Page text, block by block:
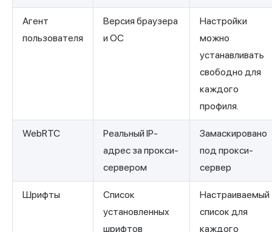
Агент
пользователя
Версия браузера
и ОС
Настройки
можно
устанавливать
свободно для
каждого
профиля.
WebRTC
Реальный IP-
адрес за прокси-
сервером
Замаскировано
под прокси-
сервер
Шрифты
Список
установленных
шрифтов
Настраиваемый
список для
каждого